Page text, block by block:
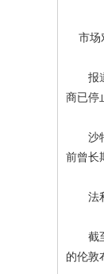
市场
报道
商已停
沙特
前曾长
法利
截至
的伦敦